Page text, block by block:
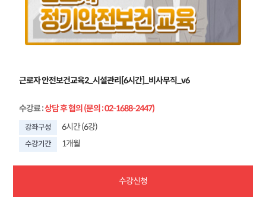
근로자 안전보건교육2_시설관리[6시간]_비사무직_v6
수강료:상담 후 협의 (문의 : 02-1688-2447)
강좌구성 6시간 (6강)
수강기간 1개월
수강신청